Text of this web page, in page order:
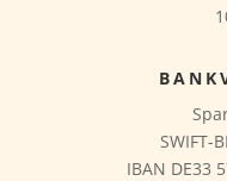
SWIFT-
IBAN DE33